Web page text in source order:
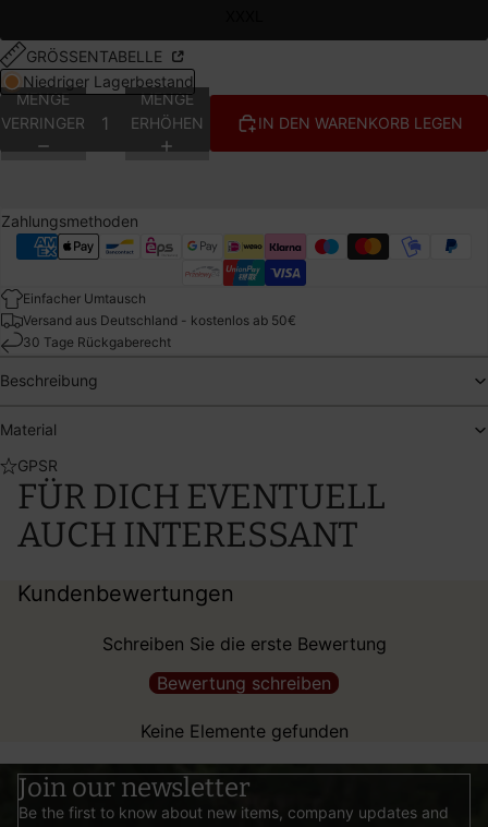
GRÖSSENTABELLE
Niedriger Lagerbestand
MENGE
VERRINGERN
MENGE
ERHÖHEN
IN DEN WARENKORB LEGEN
Zahlungsmethoden
Einfacher Umtausch
Versand aus Deutschland - kostenlos ab 50€
30 Tage Rückgaberecht
Beschreibung
Material
GPSR
FÜR DICH EVENTUELL
AUCH INTERESSANT
Kundenbewertungen
Schreiben Sie die erste Bewertung
Bewertung schreiben
Keine Elemente gefunden
Join our newsletter
Be the first to know about new items, company updates and